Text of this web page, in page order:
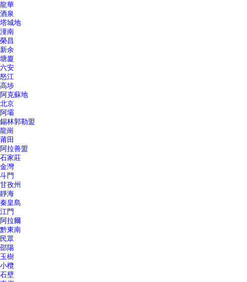
龍華
酒泉
塔城地
潼南
榮昌
新余
塘廈
六安
怒江
高埗
阿克蘇地
北京
阿壩
錫林郭勒盟
龍崗
莆田
阿拉善盟
石家莊
金灣
斗門
甘孜州
靜海
秦皇島
江門
阿拉爾
黔東南
民眾
邵陽
玉樹
小欖
石壁